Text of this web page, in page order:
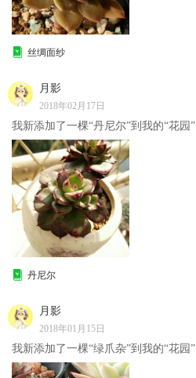
丝绸面纱
月影
2018年02月17日
我新添加了一棵“丹尼尔”到我的“花园”
丹尼尔
月影
2018年01月15日
我新添加了一棵“绿爪杂”到我的“花园”